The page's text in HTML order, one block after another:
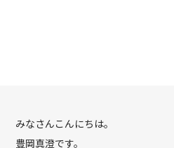
みなさんこんにちは。
豊岡真澄です。